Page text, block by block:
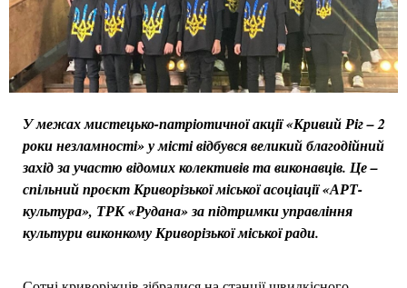
У межах мистецько-патріотичної акції «Кривий Ріг – 2
роки незламності» у місті відбувся великий благодійний
захід за участю відомих колективів та виконавців. Це –
спільний проєкт Криворізької міської асоціації «АРТ-
культура», ТРК «Рудана» за підтримки управління
культури виконкому Криворізької міської ради.